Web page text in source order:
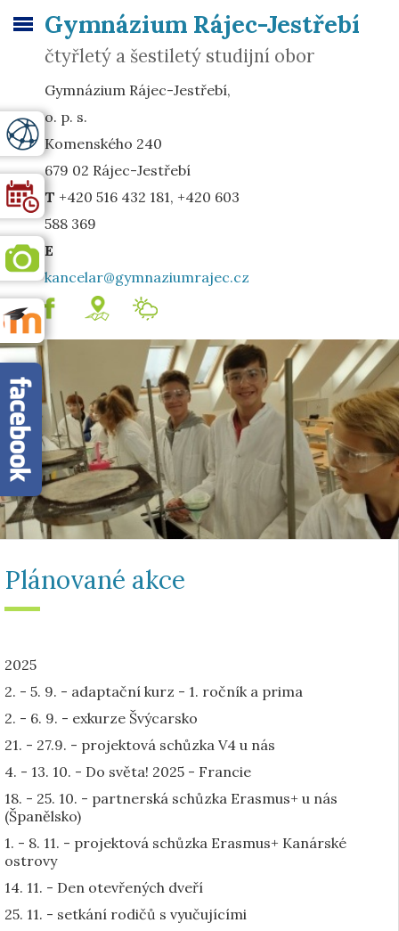
Gymnázium Rájec-Jestřebí
čtyřletý a šestiletý studijní obor
Gymnázium Rájec-Jestřebí,
o. p. s.
Komenského 240
679 02 Rájec-Jestřebí
T +420 516 432 181, +420 603
588 369
E
kancelar@gymnaziumrajec.cz
.
mapa Meteostanice
Plánované akce
2025
2. - 5. 9. - adaptační kurz - 1. ročník a prima
2. - 6. 9. - exkurze Švýcarsko
21. - 27.9. - projektová schůzka V4 u nás
4. - 13. 10. - Do světa! 2025 - Francie
18. - 25. 10. - partnerská schůzka Erasmus+ u nás
(Španělsko)
1. - 8. 11. - projektová schůzka Erasmus+ Kanárské
ostrovy
14. 11. - Den otevřených dveří
25. 11. - setkání rodičů s vyučujícími